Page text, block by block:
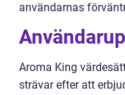
användarnas
Aroma King
strävar efter att